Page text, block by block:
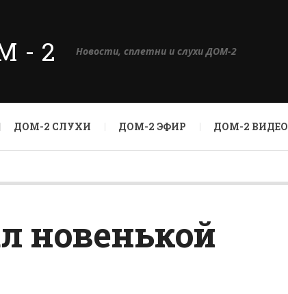
2 Новости, сплетни и слухи ДОМ-2
ДОМ-2 СЛУХИ ДОМ-2 ЭФИР ДОМ-2 ВИДЕО
новенькой